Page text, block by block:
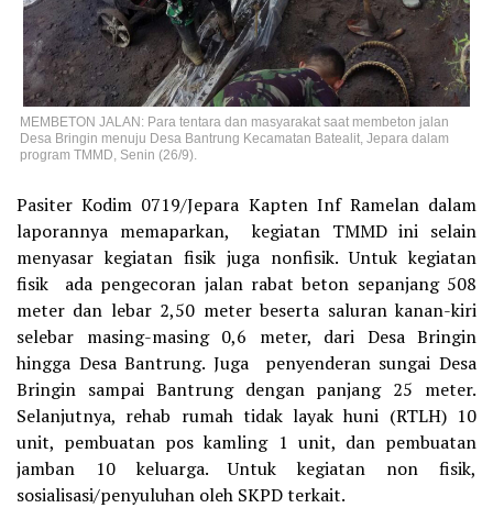
MEMBETON JALAN: Para tentara dan masyarakat saat membeton jalan
Desa Bringin menuju Desa Bantrung Kecamatan Batealit, Jepara dalam
program TMMD, Senin (26/9).
Pasiter Kodim 0719/Jepara Kapten Inf Ramelan dalam
laporannya memaparkan, kegiatan TMMD ini selain
menyasar kegiatan fisik juga nonfisik. Untuk kegiatan
fisik ada pengecoran jalan rabat beton sepanjang 508
meter dan lebar 2,50 meter beserta saluran kanan-kiri
selebar masing-masing 0,6 meter, dari Desa Bringin
hingga Desa Bantrung. Juga penyenderan sungai Desa
Bringin sampai Bantrung dengan panjang 25 meter.
Selanjutnya, rehab rumah tidak layak huni (RTLH) 10
unit, pembuatan pos kamling 1 unit, dan pembuatan
jamban 10 keluarga. Untuk kegiatan non fisik,
sosialisasi/penyuluhan oleh SKPD terkait.